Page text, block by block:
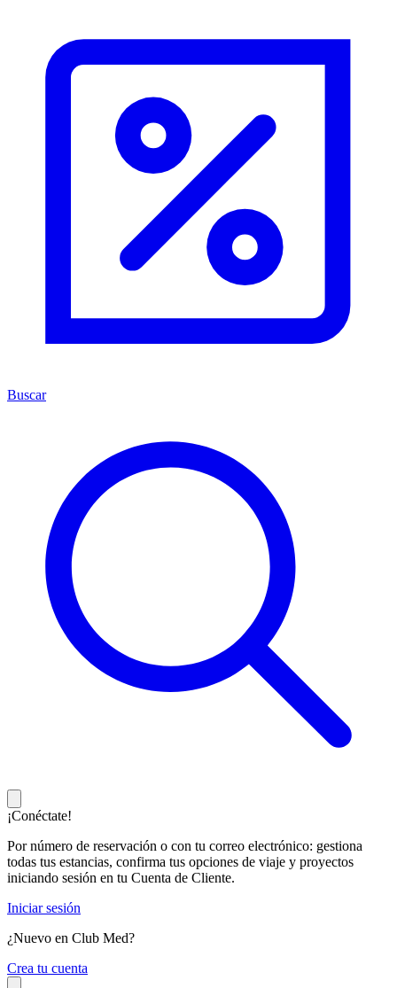
Buscar
¡Conéctate!
Por número de reservación o con tu correo electrónico: gestiona
todas tus estancias, confirma tus opciones de viaje y proyectos
iniciando sesión en tu Cuenta de Cliente.
Iniciar sesión
¿Nuevo en Club Med?
Crea tu cuenta